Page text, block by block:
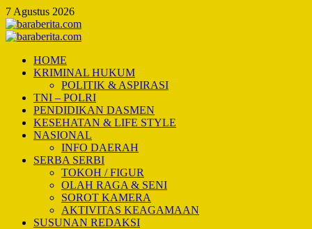
Skip
to
content
7 Agustus 2026
Primary
HOME
KRIMINAL HUKUM
POLITIK & ASPIRASI
TNI – POLRI
PENDIDIKAN DASMEN
KESEHATAN & LIFE STYLE
NASIONAL
INFO DAERAH
SERBA SERBI
TOKOH / FIGUR
OLAH RAGA & SENI
SOROT KAMERA
AKTIVITAS KEAGAMAAN
SUSUNAN REDAKSI